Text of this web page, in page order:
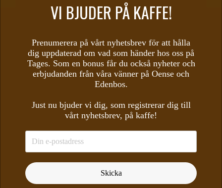
TAGES FESTFAVORIT
245 KR/PERSON (MINIMUM 10 PERSONER)
Potatisgratäng med västerbottenost (220 gram)
gram)
Rostad morot (70 gram)
Kallslagen bearnaisesås (50 gram)
Rödvinssky (80 gram)
Grönsallad (60 gram)
Bröd (40 gram)
VI BJUDER PÅ KAFFE!
Prenumerera på vårt nyhetsbrev för att hålla
dig uppdaterad om vad som händer hos oss på
Tages. Som en bonus får du också nyheter och
erbjudanden från våra vänner på Oense och
Edenbos.
Just nu bjuder vi dig, som registrerar dig till
vårt nyhetsbrev, på kaffe!
Skicka